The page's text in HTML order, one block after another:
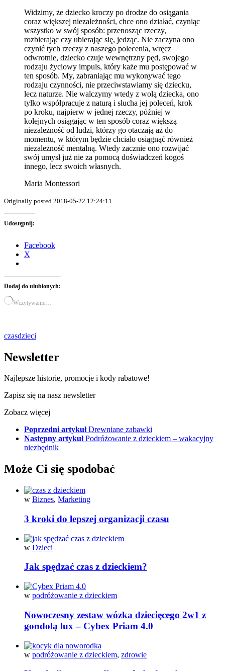
Widzimy, że dziecko kroczy po drodze do osiągania
coraz większej niezależności, chce ono działać, czyniąc
wszystko w swój sposób: przenosząc rzeczy,
rozbierając czy ubierając się, jedząc. Nie zaczyna ono
czynić tych rzeczy z naszego polecenia, wręcz
odwrotnie, dziecko czuje wewnętrzny pęd, swojego
rodzaju życiowy impuls, który każe mu postępować w
ten sposób. My, zabraniając mu wykonywać tego
rodzaju czynności, nie przeciwstawiamy się dziecku,
lecz naturze. Nie walczymy wtedy z wolą dziecka, ono
tylko współpracuje z naturą i słucha jej poleceń, krok
po kroku, najpierw w jednej rzeczy, później w
kolejnych osiągając w ten sposób coraz większą
niezależność od ludzi, którzy go otaczają aż do
momentu, w którym będzie chciało osiągnąć również
niezależność mentalną. Wtedy zacznie ono rozwijać
swój umysł już nie za pomocą doświadczeń kogoś
innego, lecz swoich własnych.
Maria Montessori
Originally posted 2018-05-22 12:24:11.
Udostępnij:
Facebook
X
Dodaj do ulubionych:
Wczytywanie…
czasdzieci
Newsletter
Najlepsze historie, promocje i kody rabatowe!
Zapisz się na nasz newsletter
Zobacz więcej
Poprzedni artykuł Drewniane zabawki
Następny artykuł Podróżowanie z dzieckiem – wakacyjny
niezbędnik
Może Ci się spodobać
w Biznes, Marketing
3 kroki do lepszej organizacji czasu
w Dzieci
Jak spędzać czas z dzieckiem?
w podróżowanie z dzieckiem
Nowoczesny zestaw wózka dziecięcego 2w1 z
gondolą lux – Cybex Priam 4.0
w podróżowanie z dzieckiem, zdrowie